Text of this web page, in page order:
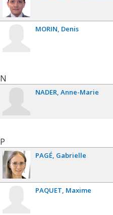
MORIN Denis
N
NADER Anne-Marie
P
PAGÉ Gabrielle
PAQUET Maxime